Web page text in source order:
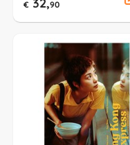
€ 90